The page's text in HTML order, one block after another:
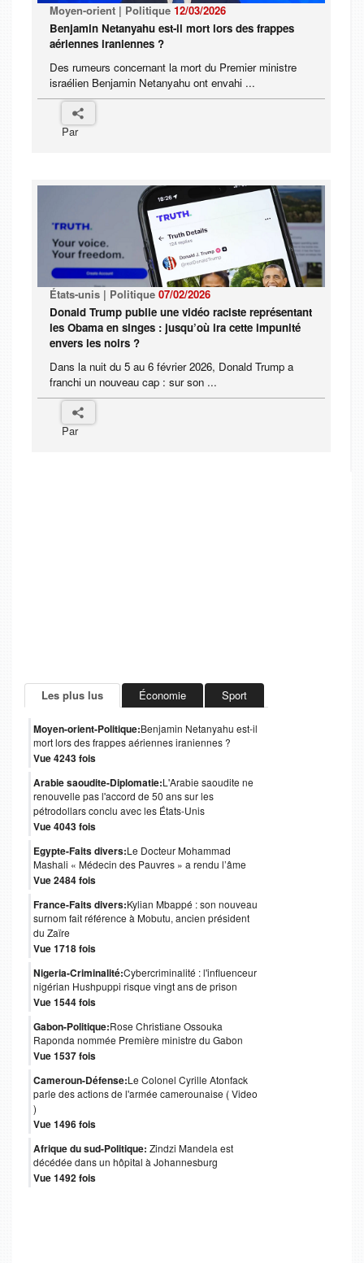
Moyen-orient | Politique 12/03/2026
Benjamin Netanyahu est-il mort lors des frappes
aériennes iraniennes ?
Des rumeurs concernant la mort du Premier ministre
israélien Benjamin Netanyahu ont envahi ...
Par
États-unis | Politique 07/02/2026
Donald Trump publie une vidéo raciste représentant
les Obama en singes : jusqu’où ira cette impunité
envers les noirs ?
Dans la nuit du 5 au 6 février 2026, Donald Trump a
franchi un nouveau cap : sur son ...
Par
Les plus lus Économie Sport
Moyen-orient-Politique:Benjamin Netanyahu est-il
mort lors des frappes aériennes iraniennes ?
Vue 4243 fois
Arabie saoudite-Diplomatie:L'Arabie saoudite ne
renouvelle pas l'accord de 50 ans sur les
pétrodollars conclu avec les États-Unis
Vue 4043 fois
Egypte-Faits divers:Le Docteur Mohammad
Mashali « Médecin des Pauvres » a rendu l’âme
Vue 2484 fois
France-Faits divers:Kylian Mbappé : son nouveau
surnom fait référence à Mobutu, ancien président
du Zaïre
Vue 1718 fois
Nigeria-Criminalité:Cybercriminalité : l'influenceur
nigérian Hushpuppi risque vingt ans de prison
Vue 1544 fois
Gabon-Politique:Rose Christiane Ossouka
Raponda nommée Première ministre du Gabon
Vue 1537 fois
Cameroun-Défense:Le Colonel Cyrille Atonfack
parle des actions de l'armée camerounaise ( Video
)
Vue 1496 fois
Afrique du sud-Politique: Zindzi Mandela est
décédée dans un hôpital à Johannesburg
Vue 1492 fois